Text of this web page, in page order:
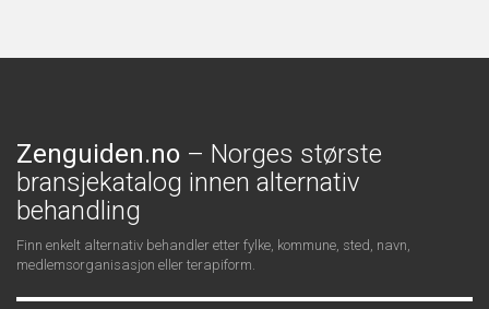
Zenguiden.no – Norges største
bransjekatalog innen alternativ
behandling
Finn enkelt alternativ behandler etter fylke, kommune, sted, navn,
medlemsorganisasjon eller terapiform.